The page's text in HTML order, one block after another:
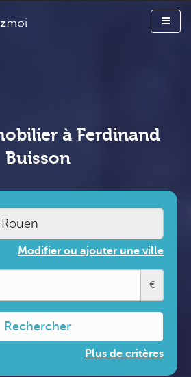
à Ferdinand
Buisson
Modifier ou ajouter une ville
€
Rechercher
Plus de critères